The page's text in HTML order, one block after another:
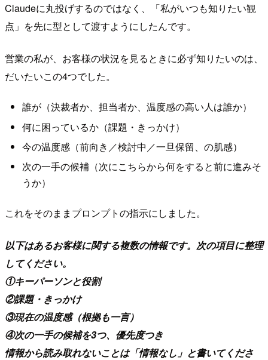
Claudeに丸投げするのではなく、「私がいつも知りたい観
点」を先に型として渡すようにしたんです。
営業の私が、お客様の状況を見るときに必ず知りたいのは、
だいたいこの4つでした。
誰が（決裁者か、担当者か、温度感の高い人は誰か）
何に困っているか（課題・きっかけ）
今の温度感（前向き／検討中／一旦保留、の肌感）
次の一手の候補（次にこちらから何をすると前に進みそ
うか）
これをそのままプロンプトの指示にしました。
以下はあるお客様に関する複数の情報です。次の項目に整理
してください。
①キーパーソンと役割
②課題・きっかけ
③現在の温度感（根拠も一言）
④次の一手の候補を3つ、優先度つき
情報から読み取れないことは「情報なし」と書いてくださ